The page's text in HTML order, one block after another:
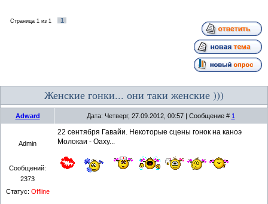
Страница 1 из 1 1
Женские гонки... они таки женские )))
Adward Дата: Четверг, 27.09.2012, 00:57 | Сообщение # 1
Admin
Сообщений:
2373
Статус: Offline
22 сентября Гавайи. Некоторые сцены гонок на каноэ
Молокаи - Оаху...